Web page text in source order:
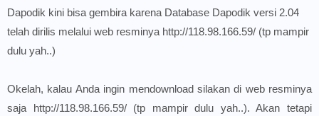
Dapodik kini bisa gembira karena Database Dapodik versi 2.04
telah dirilis melalui web resminya http://118.98.166.59/ (tp mampir
dulu yah..)
Okelah, kalau Anda ingin mendownload silakan di web resminya
saja http://118.98.166.59/(tp mampir dulu yah..). Akan tetapi